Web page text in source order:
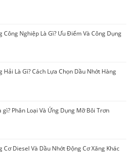
Công Nghiệp Là Gì? Ưu Điểm Và Công Dụng
Hải Là Gì? Cách Lựa Chọn Dầu Nhớt Hàng
gì? Phân Loại Và Ứng Dụng Mỡ Bôi Trơn
Cơ Diesel Và Dầu Nhớt Động Cơ Xăng Khác